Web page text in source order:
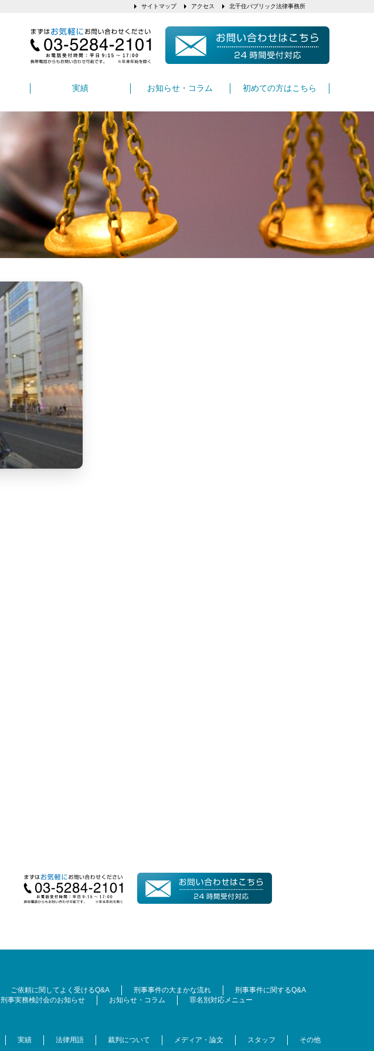
サイトマップ アクセス 北千住パブリック法律事務所
実績 お知らせ・コラム 初めての方はこちら
ご依頼に関してよく受けるQ&A 刑事事件の大まかな流れ
刑事事件に関するQ&A
刑事実務検討会のお知らせ お知らせ・コラム 罪名別対応メニュー
実績 法律用語 裁判について メディア・論文 スタッフ その他